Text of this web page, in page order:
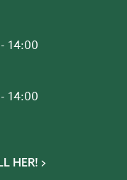
14:00
14:00
HER!